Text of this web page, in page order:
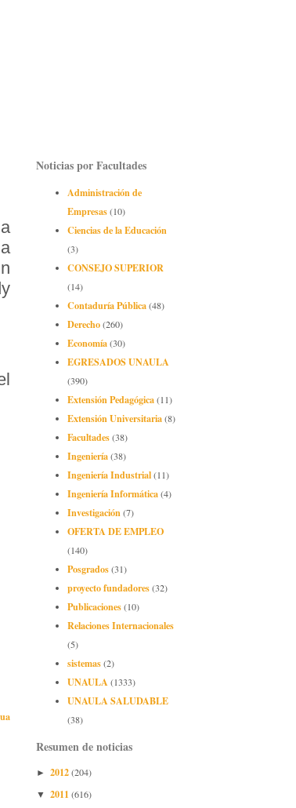
Noticias por Facultades
Administración de
Empresas(10)
Ciencias de la Educación
(3)
CONSEJO SUPERIOR
(14)
Contaduría Pública(48)
Derecho(260)
Economía(30)
EGRESADOS UNAULA
(390)
Extensión Pedagógica(11)
Extensión Universitaria(8)
Facultades(38)
Ingeniería(38)
Ingeniería Industrial(11)
Ingeniería Informática(4)
Investigación(7)
OFERTA DE EMPLEO
(140)
Posgrados(31)
proyecto fundadores(32)
Publicaciones(10)
Relaciones Internacionales
(5)
sistemas(2)
UNAULA(1333)
UNAULA SALUDABLE
(38)
Resumen de noticias
► 2012(204)
▼ 2011(616)